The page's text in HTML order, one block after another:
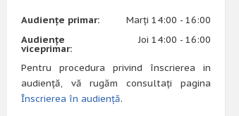
Audiențe primar:
Marți 14:00 - 16:00
Audiențe
viceprimar:
Joi 14:00 - 16:00
Pentru procedura privind înscrierea in
audiență, vă rugăm consultați pagina
Înscrierea în audiență.